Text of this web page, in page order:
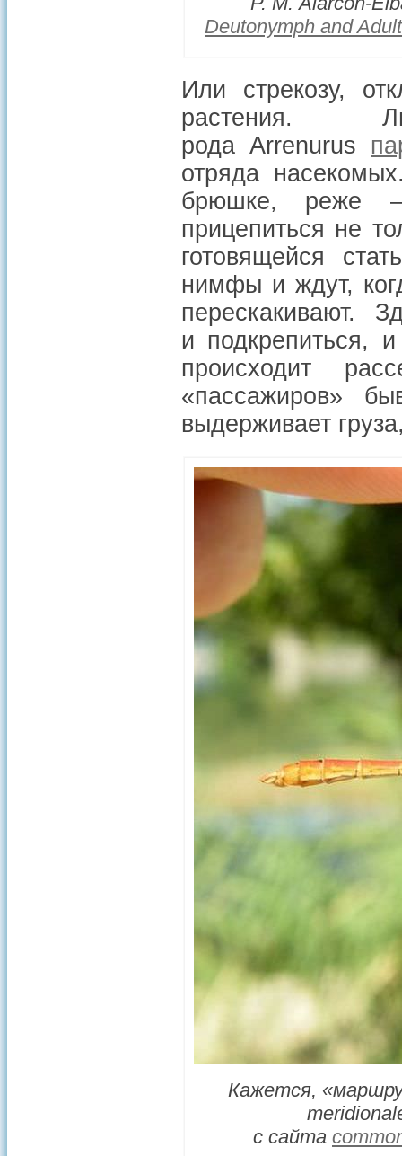
Deutonymph and
Или стрекозу,
растения.
рода Arrenurus
отряда
брюшке, реже
прицепиться не
готовящейся
нимфы и ждут,
перескакивают.
и подкрепиться,
происходит
«пассажиров»
выдерживает
Кажется,
с сайта